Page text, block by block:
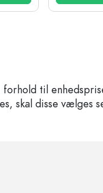
til
skal disse